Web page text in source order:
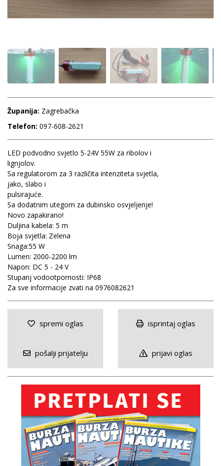
Županija: Zagrebačka
Telefon: 097-608-2621
LED podvodno svjetlo 5-24V 55W za ribolov i
lignjolov.
Sa regulatorom za 3 različita intenziteta svjetla,
jako, slabo i
pulsirajuće.
Sa dodatnim utegom za dubinsko osvjeljenje!
Novo zapakirano!
Duljina kabela: 5 m
Boja svjetla: Zelena
Snaga:55 W
Lumen: 2000-2200 lm
Napon: DC 5 - 24 V
Stupanj vodootpornosti: IP68
Za sve informacije zvati na 0976082621
spremi oglas isprintaj oglas
pošalji prijatelju prijavi oglas